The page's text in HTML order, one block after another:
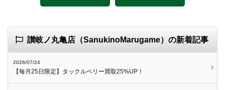
讃岐ノ丸亀店（SanukinoMarugame）の新着記事
2026/07/24
【毎月25日限定】タックルベリー買取25%UP！